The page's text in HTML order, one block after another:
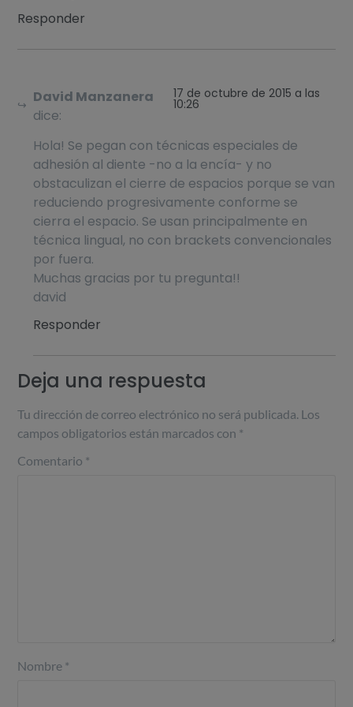
Responder
David Manzanera
dice:
17 de octubre de 2015 a las
10:26
Hola! Se pegan con técnicas especiales de
adhesión al diente -no a la encía- y no
obstaculizan el cierre de espacios porque se van
reduciendo progresivamente conforme se
cierra el espacio. Se usan principalmente en
técnica lingual, no con brackets convencionales
por fuera.
Muchas gracias por tu pregunta!!
david
Responder
Deja una respuesta
Tu dirección de correo electrónico no será publicada. Los
campos obligatorios están marcados con *
Comentario *
Nombre *